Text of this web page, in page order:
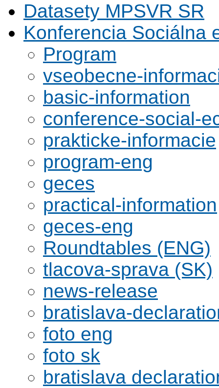
Datasety MPSVR SR
Konferencia Sociálna
Program
vseobecne-
basic-information
conference-social-
prakticke-informacie
program-eng
geces
practical-information
geces-eng
Roundtables (ENG)
tlacova-sprava (SK)
news-release
bratislava-
foto eng
foto sk
bratislava